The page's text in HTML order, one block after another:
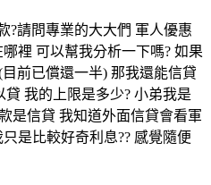
?請問專業的大大們 軍人優惠
裡 可以幫我分析一下嗎? 如果
前已償還一半) 那我還能信貸
貸 我的上限是多少? 小弟我是
是信貸 我知道外面信貸會看軍
是比較好奇利息?? 感覺隨便